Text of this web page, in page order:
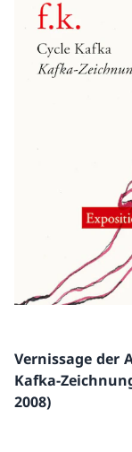
Vernissage der
Kafka-
2008)